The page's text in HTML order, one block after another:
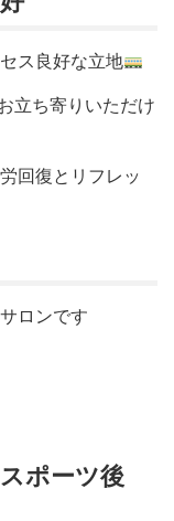
ス良好な立地
立ち寄りいただけ
回復とリフレッ
ロンです
ポーツ後